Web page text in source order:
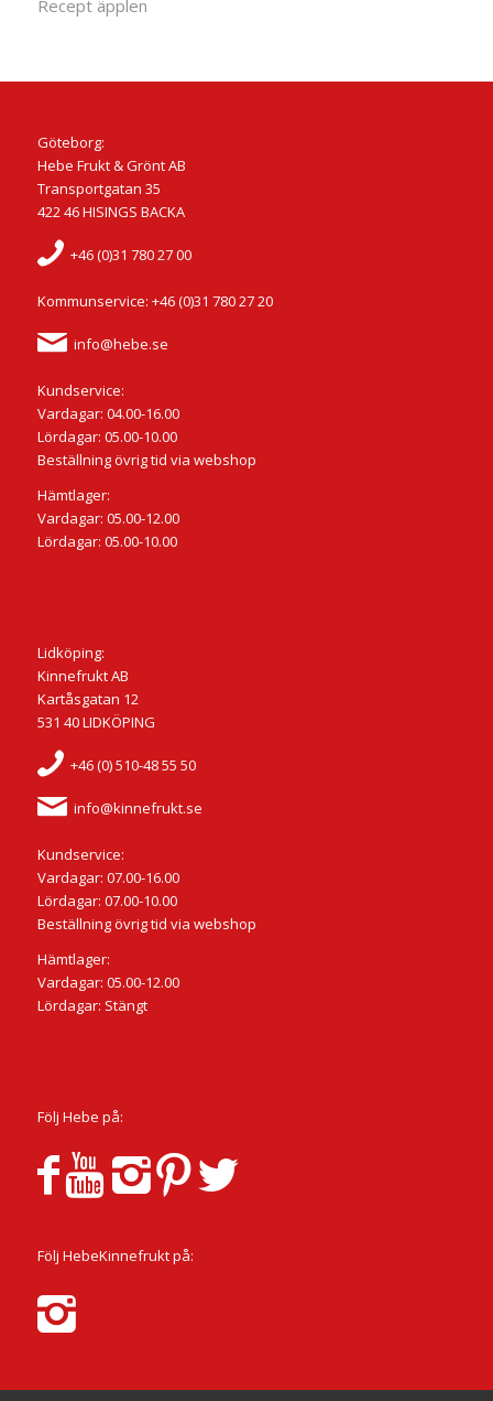
Recept äpplen
Göteborg:
Hebe Frukt & Grönt AB
Transportgatan 35
422 46 HISINGS BACKA
+46 (0)31 780 27 00
Kommunservice: +46 (0)31 780 27 20
info@hebe.se
Kundservice:
Vardagar: 04.00-16.00
Lördagar: 05.00-10.00
Beställning övrig tid via webshop
Hämtlager:
Vardagar: 05.00-12.00
Lördagar: 05.00-10.00
Lidköping:
Kinnefrukt AB
Kartåsgatan 12
531 40 LIDKÖPING
+46 (0) 510-48 55 50
info@kinnefrukt.se
Kundservice:
Vardagar: 07.00-16.00
Lördagar: 07.00-10.00
Beställning övrig tid via webshop
Hämtlager:
Vardagar: 05.00-12.00
Lördagar: Stängt
Följ Hebe på:
Följ HebeKinnefrukt på: